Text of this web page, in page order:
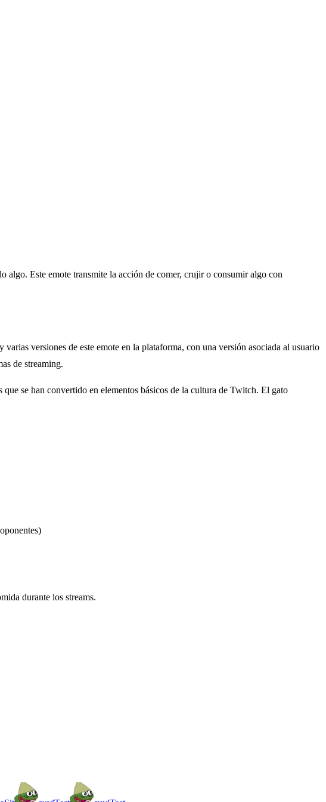
algo. Este emote transmite la acción de comer, crujir o consumir algo con
versiones de este emote en la plataforma, con una versión asociada al usuario
de streaming.
se han convertido en elementos básicos de la cultura de Twitch. El gato
durante los streams.